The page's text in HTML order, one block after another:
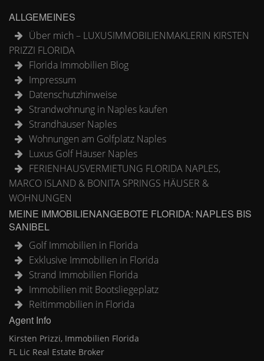
ALLGEMEINES
Über mich – LUXUSIMMOBILIENMAKLERIN KIRSTEN
PRIZZI FLORIDA
Florida Immobilien Blog
Impressum
Datenschutzhinweise
Strandwohnung in Naples kaufen
Strandhäuser Naples
Wohnungen am Golfplatz Naples
Luxus Golf Häuser Naples
FERIENHAUSVERMIETUNG FLORIDA NAPLES,
MARCO ISLAND & BONITA SPRINGS HÄUSER &
WOHNUNGEN
MEINE IMMOBILIENANGEBOTE FLORIDA: NAPLES BIS
SANIBEL
Golf Immobilien in Florida
Exklusive Immobilien in Florida
Strand Immobilien Florida
Immobilien mit Bootsliegeplatz
Reitimmobilien in Florida
Agent Info
Kirsten Prizzi, Immobilien Florida
FL Lic Real Estate Broker